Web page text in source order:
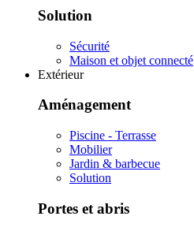
Solution
Sécurité
Maison et objet connecté
Extérieur
Aménagement
Piscine - Terrasse
Mobilier
Jardin & barbecue
Solution
Portes et abris